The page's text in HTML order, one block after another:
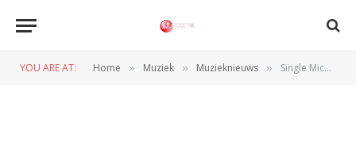
YOU ARE AT: Home » Muziek » Muzieknieuws » Single Michel Teló nu al platina
Single Michel Teló nu al